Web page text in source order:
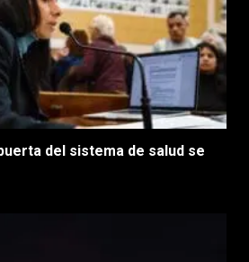
del sistema de salud se